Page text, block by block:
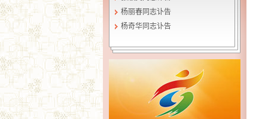
杨丽春同志讣告
杨奇华同志讣告